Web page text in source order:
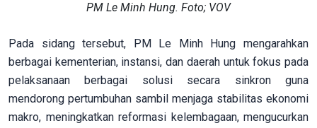
PM Le Minh Hung. Foto; VOV
Pada sidang tersebut, PM Le Minh Hung mengarahkan
berbagai kementerian, instansi, dan daerah untuk fokus pada
pelaksanaan berbagai solusi secara sinkron guna
mendorong pertumbuhan sambil menjaga stabilitas ekonomi
makro, meningkatkan reformasi kelembagaan, mengucurkan